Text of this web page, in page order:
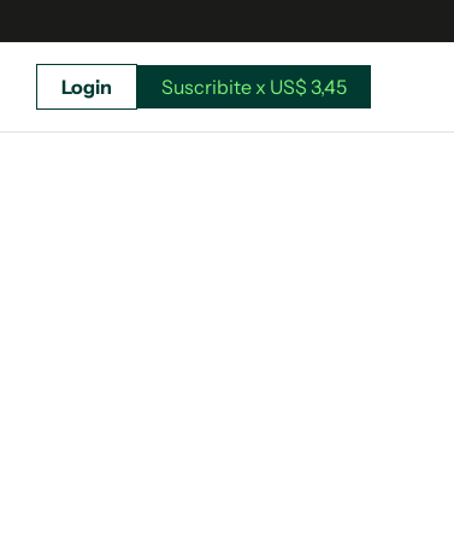
Login Suscribite x US$ 3,45